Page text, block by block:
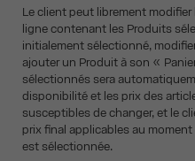
Le client peut librement
ligne contenant les Produits
initialement sélectionné,
ajouter un Produit à son «
sélectionnés sera
disponibilité et les prix des
susceptibles de changer, et le
prix final applicables au
est sélectionnée.